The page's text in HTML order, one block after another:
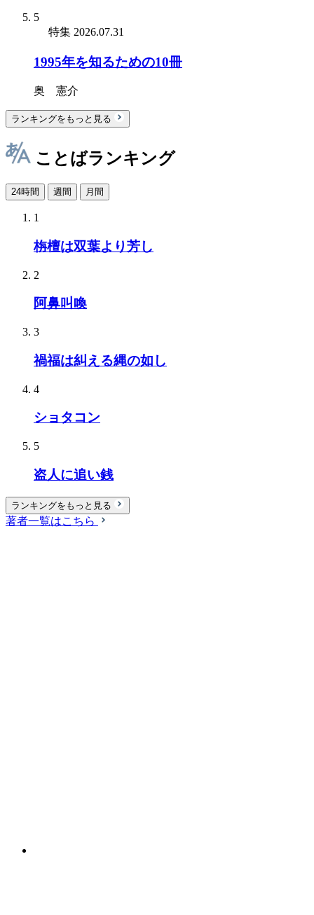
5
特集 2026.07.31
1995年を知るための10冊
奥 憲介
ランキングをもっと見る
ことばランキング
24時間 週間 月間
1
栴檀は双葉より芳し
2
阿鼻叫喚
3
禍福は糾える縄の如し
4
ショタコン
5
盗人に追い銭
ランキングをもっと見る
著者一覧はこちら